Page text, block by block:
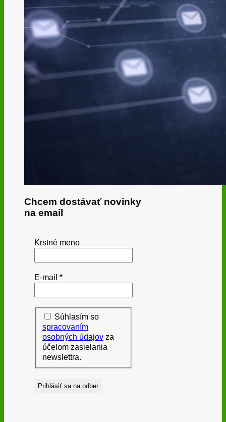
Chcem dostávať novinky
na email
Krstné meno
E-mail *
Súhlasím so
spracovaním
osobných údajov za
účelom zasielania
newslettra.